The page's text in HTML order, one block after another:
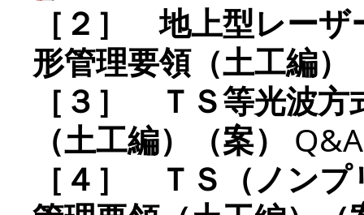
［２］ 地上型レー
形管理要領（土工編）
［３］ ＴＳ等光波
（土工編）（案）
［４］ ＴＳ（ノン